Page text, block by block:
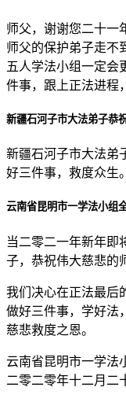
师父，谢谢您二十一
师父的保护弟子走不
五人学法小组一定会
件事，跟上正法进程
新疆石河子市大法弟子恭
新疆石河子市大法弟
好三件事，救度众生
云南省昆明市一学法小组
当二零二一年新年即
子，恭祝伟大慈悲的
我们决心在正法最后
做好三件事，学好法
慈悲救度之恩。
云南省昆明市一学法
二零二零年十二月二